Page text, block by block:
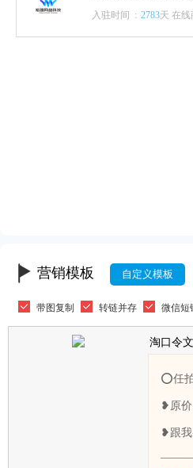
入驻时间 : 2783天 在线
营销模板 自定义模板
带图复制 转链并存 微信短
淘口令
⭕任
❥原价
❥跟我